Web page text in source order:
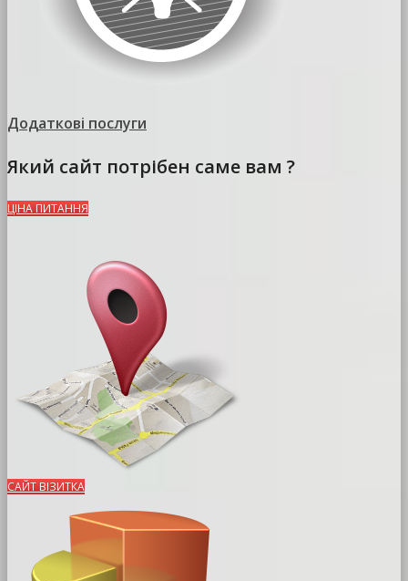
Додаткові послуги
Який сайт потрібен саме вам ?
ЦІНА ПИТАННЯ
САЙТ ВІЗИТКА